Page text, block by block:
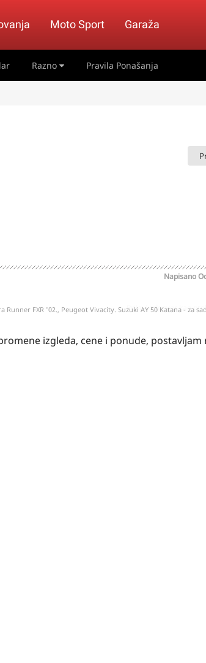
Moto Sport Garaža
Razno Pravila Ponašanja
Napisano
Runner FXR '02., Peugeot Vivacity. Suzuki AY 50 Katana - za
Prijavi odgovor kao
izgleda, cene i ponude, postavljam